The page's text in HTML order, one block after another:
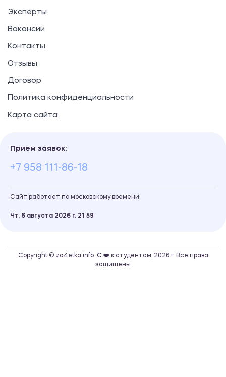
Эксперты
Вакансии
Контакты
Отзывы
Договор
Политика конфиденциальности
Карта сайта
Прием заявок:
+7 958 111-86-18
Сайт работает по московскому времени
Чт, 6 августа 2026 г. 21 59
Copyright © za4etka.info. С ❤️ к студентам, 2026 г. Все права
защищены